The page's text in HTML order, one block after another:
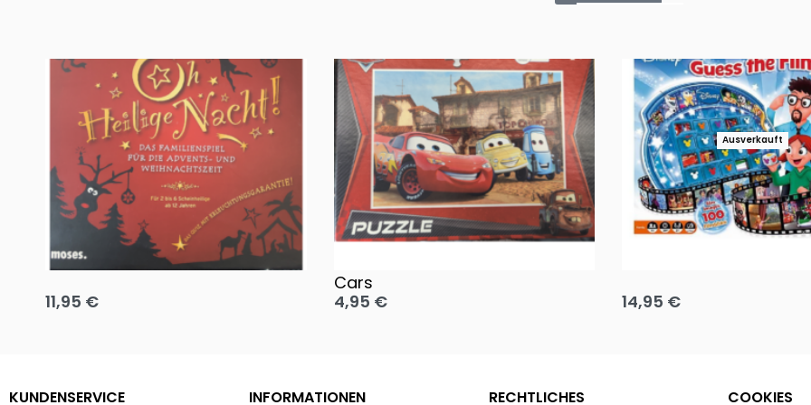
Oh, heilige Nacht!
11,95 €
Cars
4,95 €
Ausverkauft
14,95 €
KUNDENSERVICE INFORMATIONEN RECHTLICHES COOKIES